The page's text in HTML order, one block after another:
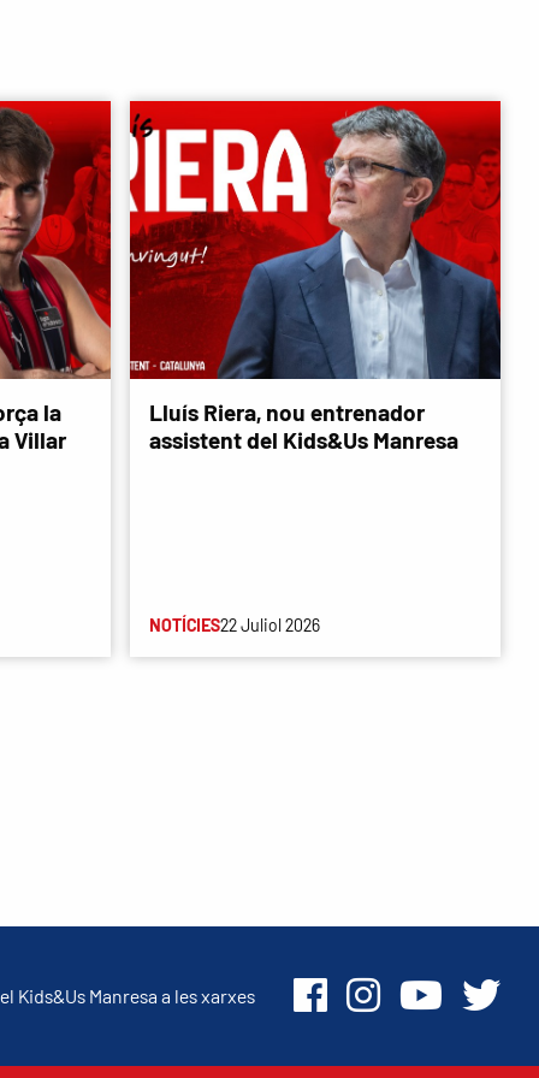
la
Villar
Lluís Riera, nou entrenador
assistent del Kids&Us Manresa
NOTÍCIES22 Juliol 2026
Kids&Us Manresa a les xarxes